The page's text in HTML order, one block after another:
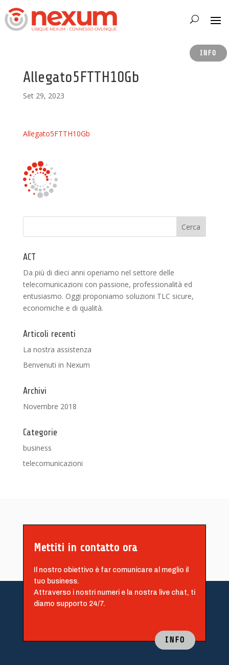
INFO
Allegato5FTTH10Gb
Set 29, 2023
Allegato5FTTH10Gb
ACT
Da più di dieci anni operiamo nel settore delle
telecomunicazioni con passione, professionalità ed
entusiasmo. Oggi proponiamo soluzioni TLC sicure,
economiche e di qualità.
Articoli recenti
La nostra assistenza
Benvenuti in Nexum
Archivi
Novembre 2018
Categorie
business
telecomunicazioni
Mettiti in contatto ora
Il nostro obiettivo è far comunicare al meglio il
tuo business.
Attraverso i nostri numeri e la nostra live chat, ti
diamo supporto 24/7.
INFO